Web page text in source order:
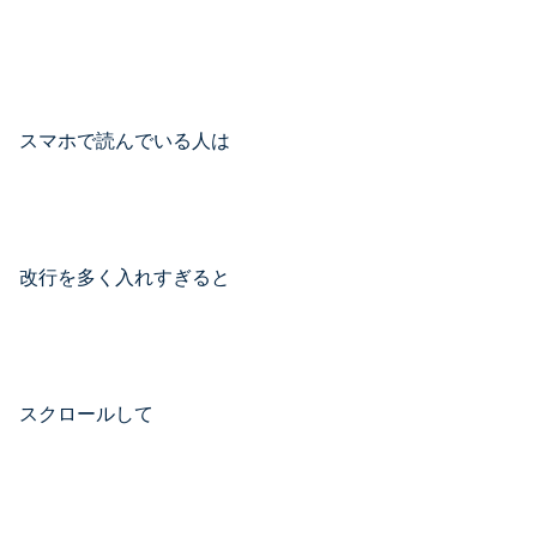
スマホで読んでいる人は
改行を多く入れすぎると
スクロールして